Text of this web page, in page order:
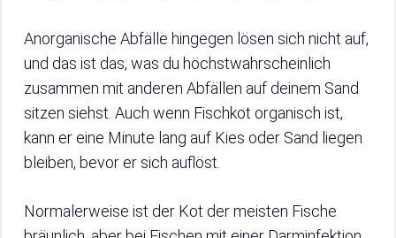
Anorganische Abfälle hingegen lösen sich nicht auf,
und das ist das, was du höchstwahrscheinlich
zusammen mit anderen Abfällen auf deinem Sand
sitzen siehst. Auch wenn Fischkot organisch ist,
kann er eine Minute lang auf Kies oder Sand liegen
bleiben, bevor er sich auflöst.
Normalerweise ist der Kot der meisten Fische